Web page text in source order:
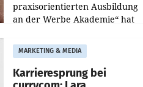
praxisorientierten Ausbildung
an der Werbe Akademie“ hat
WIFI Wien eine neue
Imagekampagne gestartet.
MARKETING & MEDIA
Karrieresprung bei